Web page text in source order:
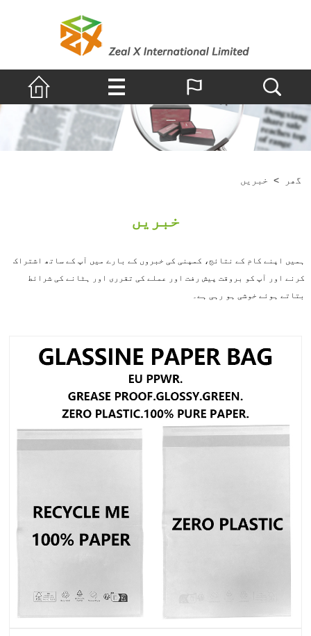
گھر خبریں
خبریں
اپنے کام کے نتائج، کمپنی کی خبروں کے بارے میں آپ کے ساتھ اشتراک
اور آپ کو بروقت پیش رفت اور عملے کی تقرری اور ہٹانے کی شرائط
ہوئے خوشی ہو رہی ہے۔